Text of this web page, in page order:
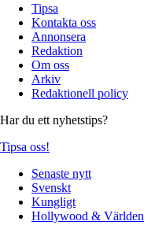
Tipsa
Kontakta oss
Annonsera
Redaktion
Om oss
Arkiv
Redaktionell policy
Har du ett nyhetstips?
Tipsa oss!
Senaste nytt
Svenskt
Kungligt
Hollywood & Världen